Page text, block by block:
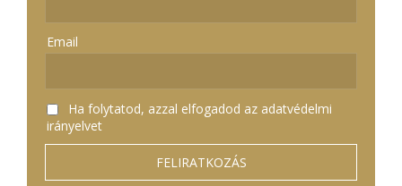
Email
Ha folytatod, azzal elfogadod az adatvédelmi
irányelvet